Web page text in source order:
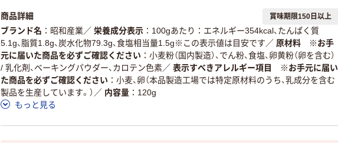
商品詳細 賞味期限150日以上
ブランド名 昭和産業 ／ 栄養成分表示
100gあたり：エネルギー354kcal、たんぱく質
5.1g、脂質1.8g、炭水化物79.3g、食塩相当量1.5g※この表示値は目安です ／ 原材料 ※お手
元に届いた商品を必ずご確認ください
小麦粉（国内製造）、でん粉、食塩、卵黄粉（卵を含む）
/ 乳化剤、ベーキングパウダー、カロテン色素 ／ 表示すべきアレルギー項目 ※お手元に届い
た商品を必ずご確認ください
小麦、卵（本品製造工場では特定原材料のうち、乳成分を含む
製品を生産しています。） ／ 内容量
120g
もっと見る